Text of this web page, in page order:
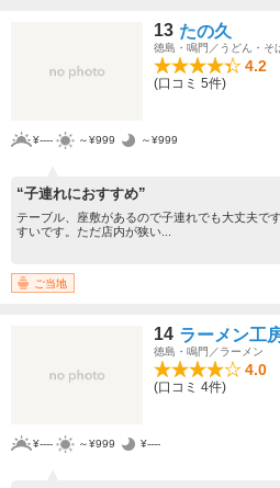
13 たの久
徳島・鳴門／うどん・そ
4.2
(口コミ 5件)
¥---- ～¥999 ～¥999
“子連れにおすすめ”
テーブル、座敷があるので子連れでも大丈夫で
すいです。ただ店内が狭い...
ご当地
14 ラーメン工
徳島・鳴門／ラーメン
4.0
(口コミ 4件)
¥---- ～¥999 ¥----